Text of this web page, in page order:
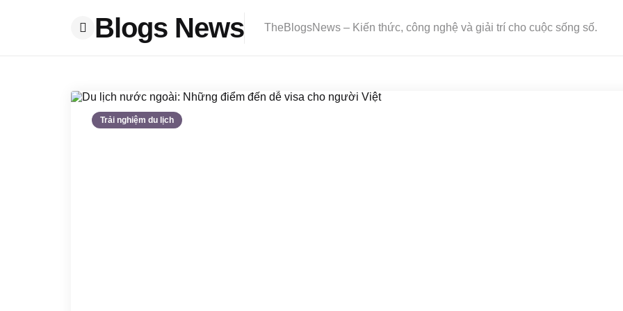
Blogs News
TheBlogsNews – Kiến thức, công nghệ và giải trí cho cuộc sống số.
Trải nghiệm du lịch